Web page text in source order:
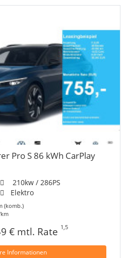
Pro S 86 kWh CarPlay
210kw / 286PS
Elektro
(komb.)
€ mtl. Rate 1,5
Informationen